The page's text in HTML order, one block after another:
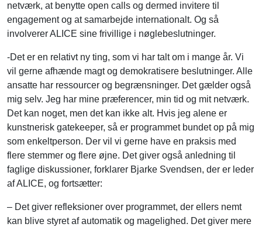
netværk, at benytte open calls og dermed invitere til
engagement og at samarbejde internationalt. Og så
involverer ALICE sine frivillige i nøglebeslutninger.
-Det er en relativt ny ting, som vi har talt om i mange år. Vi
vil gerne afhænde magt og demokratisere beslutninger. Alle
ansatte har ressourcer og begrænsninger. Det gælder også
mig selv. Jeg har mine præferencer, min tid og mit netværk.
Det kan noget, men det kan ikke alt. Hvis jeg alene er
kunstnerisk gatekeeper, så er programmet bundet op på mig
som enkeltperson. Der vil vi gerne have en praksis med
flere stemmer og flere øjne. Det giver også anledning til
faglige diskussioner, forklarer Bjarke Svendsen, der er leder
af ALICE, og fortsætter:
– Det giver refleksioner over programmet, der ellers nemt
kan blive styret af automatik og magelighed. Det giver mere